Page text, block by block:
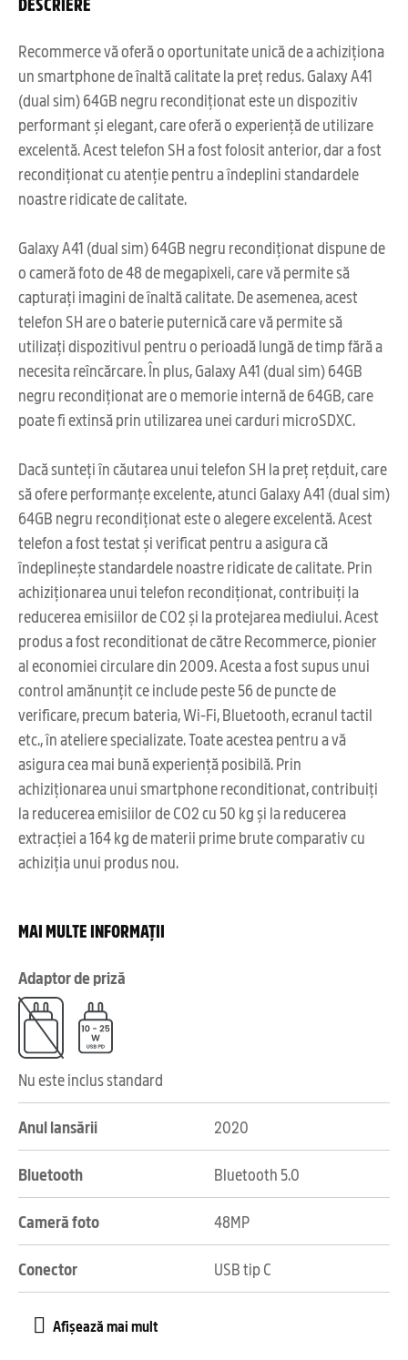
Recommerce vă oferă o oportunitate unică de a achiziționa
un smartphone de înaltă calitate la preț redus. Galaxy A41
(dual sim) 64GB negru recondiționat este un dispozitiv
performant și elegant, care oferă o experiență de utilizare
excelentă. Acest telefon SH a fost folosit anterior, dar a fost
recondiționat cu atenție pentru a îndeplini standardele
noastre ridicate de calitate.
Galaxy A41 (dual sim) 64GB negru recondiționat dispune de
o cameră foto de 48 de megapixeli, care vă permite să
capturați imagini de înaltă calitate. De asemenea, acest
telefon SH are o baterie puternică care vă permite să
utilizați dispozitivul pentru o perioadă lungă de timp fără a
necesita reîncărcare. În plus, Galaxy A41 (dual sim) 64GB
negru recondiționat are o memorie internă de 64GB, care
poate fi extinsă prin utilizarea unei carduri microSDXC.
Dacă sunteți în căutarea unui telefon SH la preț rețduit, care
să ofere performanțe excelente, atunci Galaxy A41 (dual sim)
64GB negru recondiționat este o alegere excelentă. Acest
telefon a fost testat și verificat pentru a asigura că
îndeplinește standardele noastre ridicate de calitate. Prin
achiziționarea unui telefon recondiționat, contribuiți la
reducerea emisiilor de CO2 și la protejarea mediului. Acest
produs a fost reconditionat de către Recommerce, pionier
al economiei circulare din 2009. Acesta a fost supus unui
control amănunțit ce include peste 56 de puncte de
verificare, precum bateria, Wi-Fi, Bluetooth, ecranul tactil
etc., în ateliere specializate. Toate acestea pentru a vă
asigura cea mai bună experiență posibilă. Prin
achiziționarea unui smartphone reconditionat, contribuiți
la reducerea emisiilor de CO2 cu 50 kg și la reducerea
extracției a 164 kg de materii prime brute comparativ cu
achiziția unui produs nou.
MAI MULTE INFORMAȚII
Adaptor de priză
Nu este inclus standard
Anul lansării 2020
Bluetooth Bluetooth 5.0
Cameră foto 48MP
Conector USB tip C